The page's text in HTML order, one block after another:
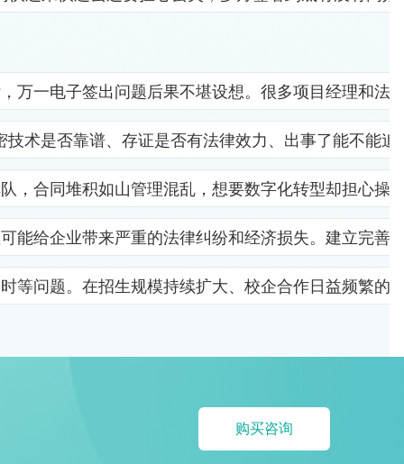
一电子签出问题后果不堪设想。很多项目经理和法
术是否靠谱、存证是否有法律效力、出事了能不能
合同堆积如山管理混乱，想要数字化转型却担心操
给企业带来严重的法律纠纷和经济损失。建立完
问题。在招生规模持续扩大、校企合作日益频繁
购买咨询